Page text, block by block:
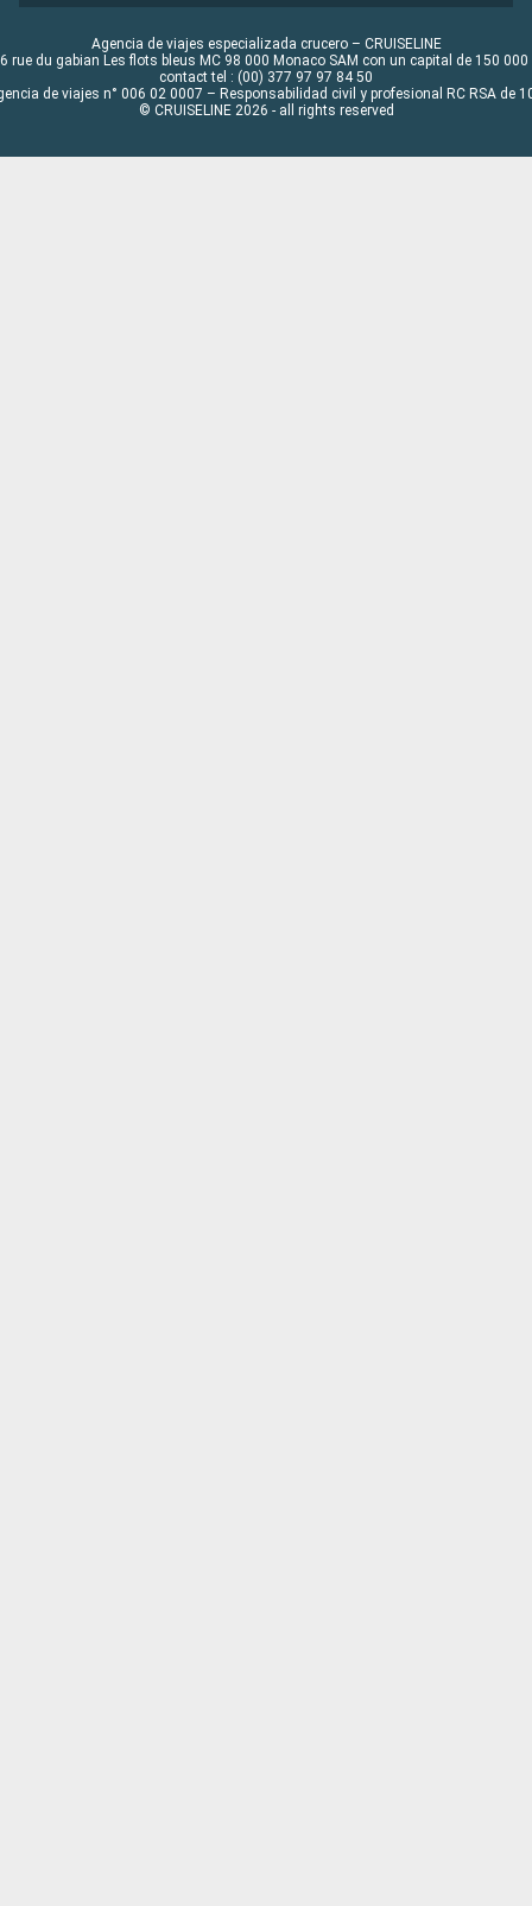
Agencia de viajes especializada crucero – CRUISELINE
rue du gabian Les flots bleus MC 98 000 Monaco SAM con un capital de 150 000
contact tel : (00) 377 97 97 84 50
de viajes n° 006 02 0007 – Responsabilidad civil y profesional RC RSA de
© CRUISELINE 2026 - all rights reserved